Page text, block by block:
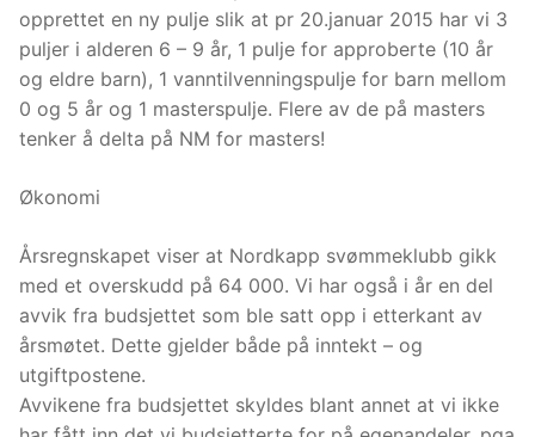
opprettet en ny pulje slik at pr 20.januar 2015 har vi 3
puljer i alderen 6 – 9 år, 1 pulje for approberte (10 år
og eldre barn), 1 vanntilvenningspulje for barn mellom
0 og 5 år og 1 masterspulje. Flere av de på masters
tenker å delta på NM for masters!
Økonomi
Årsregnskapet viser at Nordkapp svømmeklubb gikk
med et overskudd på 64 000. Vi har også i år en del
avvik fra budsjettet som ble satt opp i etterkant av
årsmøtet. Dette gjelder både på inntekt – og
utgiftpostene.
Avvikene fra budsjettet skyldes blant annet at vi ikke